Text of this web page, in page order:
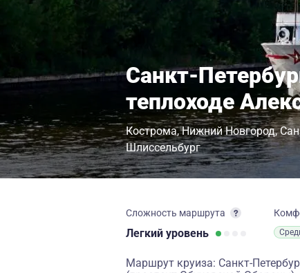
Санкт-
теплоходе
Кострома Нижний Новгород
Шлиссельбург
Сложность маршрута
Легкий уровень
Маршрут круиза: Санкт-